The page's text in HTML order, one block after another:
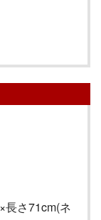
×長さ71cm(ネ